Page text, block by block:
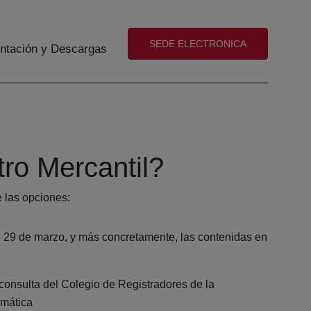
y Descargas (abre en nueva ventana)
SEDE ELECTRONICA
Mercantil?
las opciones:
de marzo, y más concretamente, las contenidas en
del Colegio de Registradores de la